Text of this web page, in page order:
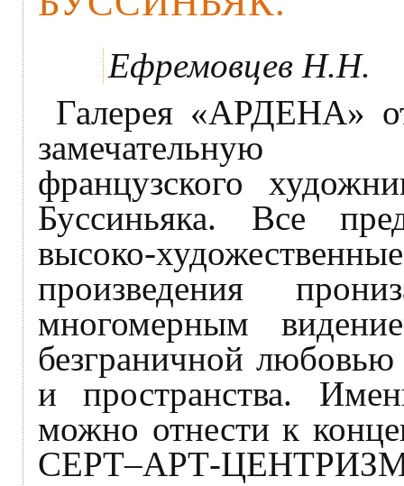
Ефремовцев Н.Н.
Галерея «АРДЕНА»
замечательную
французского
Буссиньяка. Все
высоко-художественные
произведения
многомерным
безграничной
и пространства.
можно отнести к
СЕРТ–АРТ-